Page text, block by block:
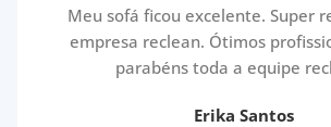
Meu sofá ficou excelente. Super
empresa reclean. Ótimos
parabéns toda a equipe
Erika Santos